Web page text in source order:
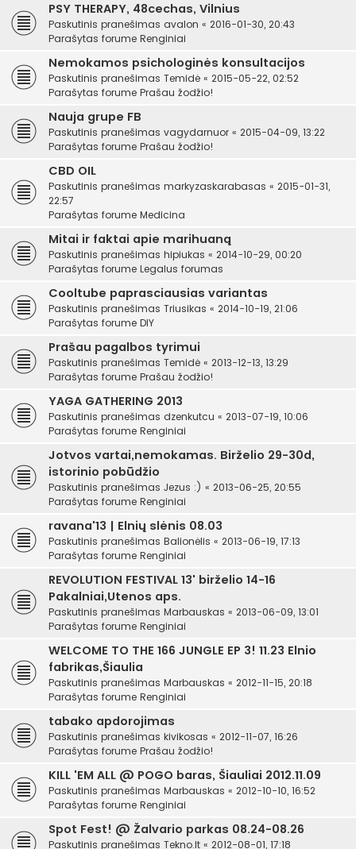
PSY THERAPY, 48cechas, Vilnius
Paskutinis pranešimas avalon « 2016-01-30, 20:43
Parašytas forume Renginiai
Nemokamos psichologinės konsultacijos
Paskutinis pranešimas Temidė « 2015-05-22, 02:52
Parašytas forume Prašau žodžio!
Nauja grupe FB
Paskutinis pranešimas vagydarnuor « 2015-04-09, 13:22
Parašytas forume Prašau žodžio!
CBD OIL
Paskutinis pranešimas markyzaskarabasas « 2015-01-31,
22:57
Parašytas forume Medicina
Mitai ir faktai apie marihuaną
Paskutinis pranešimas hipiukas « 2014-10-29, 00:20
Parašytas forume Legalus forumas
Cooltube paprasciausias variantas
Paskutinis pranešimas Triusikas « 2014-10-19, 21:06
Parašytas forume DIY
Prašau pagalbos tyrimui
Paskutinis pranešimas Temidė « 2013-12-13, 13:29
Parašytas forume Prašau žodžio!
YAGA GATHERING 2013
Paskutinis pranešimas dzenkutcu « 2013-07-19, 10:06
Parašytas forume Renginiai
Jotvos vartai,nemokamas. Birželio 29-30d,
istorinio pobūdžio
Paskutinis pranešimas Jezus :) « 2013-06-25, 20:55
Parašytas forume Renginiai
ravana'13 | Elnių slėnis 08.03
Paskutinis pranešimas Balionėlis « 2013-06-19, 17:13
Parašytas forume Renginiai
REVOLUTION FESTIVAL 13' birželio 14-16
Pakalniai,Utenos aps.
Paskutinis pranešimas Marbauskas « 2013-06-09, 13:01
Parašytas forume Renginiai
WELCOME TO THE 166 JUNGLE EP 3! 11.23 Elnio
fabrikas,Šiaulia
Paskutinis pranešimas Marbauskas « 2012-11-15, 20:18
Parašytas forume Renginiai
tabako apdorojimas
Paskutinis pranešimas kivikosas « 2012-11-07, 16:26
Parašytas forume Prašau žodžio!
KILL 'EM ALL @ POGO baras, Šiauliai 2012.11.09
Paskutinis pranešimas Marbauskas « 2012-10-10, 16:52
Parašytas forume Renginiai
Spot Fest! @ Žalvario parkas 08.24-08.26
Paskutinis pranešimas Tekno.lt « 2012-08-01, 17:18